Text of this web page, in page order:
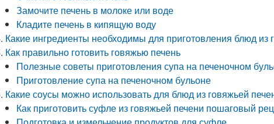
Замочите печень в молоке или воде
Кладите печень в кипящую воду
Какие ингредиенты необходимы для приготовления блюд из
Как правильно готовить говяжью печень
Полезные советы приготовления супа на печеночном
Приготовление супа на печеночном бульоне
Какие соусы можно использовать для блюд из говяжьей
Как приготовить суфле из говяжьей печени пошаговый